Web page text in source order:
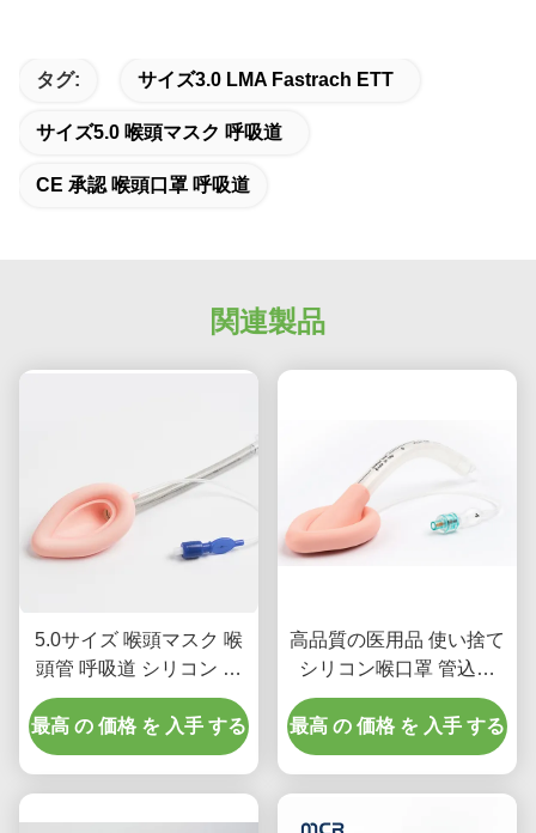
タグ: サイズ3.0 LMA Fastrach ETT
サイズ5.0 喉頭マスク 呼吸道
CE 承認 喉頭口罩 呼吸道
関連製品
5.0サイズ 喉頭マスク 喉
頭管 呼吸道 シリコン 大
人の用
最高 の 価格 を 入手 する
高品質の医用品 使い捨て
シリコン喉口罩 管込み
LMAチュービング
最高 の 価格 を 入手 する